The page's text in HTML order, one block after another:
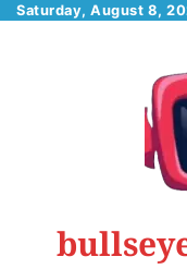
SkipSaturday, August 8,